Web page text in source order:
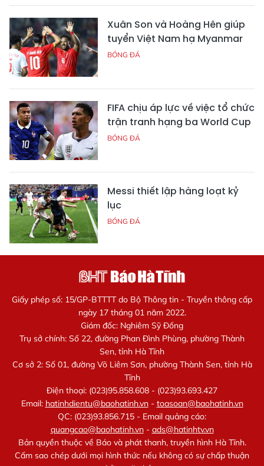
Xuân Son và Hoàng Hên giúp
tuyển Việt Nam hạ Myanmar
BÓNG ĐÁ
FIFA chịu áp lực về việc tổ chức
trận tranh hạng ba World Cup
BÓNG ĐÁ
Messi thiết lập hàng loạt kỷ
lục
BÓNG ĐÁ
Giấy phép số: 15/GP-BTTTT do Bộ Thông tin - Truyền thông cấp
ngày 17 tháng 01 năm 2022.
Giám đốc: Nghiêm Sỹ Đống
Trụ sở chính: Số 22, đường Phan Đình Phùng, phường Thành
Sen, tỉnh Hà Tĩnh
Cơ sở 2: Số 01, đường Võ Liêm Sơn, phường Thành Sen, tỉnh Hà
Tĩnh
Điện thoại: (023)95.858.608 - (023)93.693.427
Email: hatinhdientu@baohatinh.vn- toasoan@baohatinh.vn
QC: (023)93.856.715 - Email quảng cáo:
quangcao@baohatinh.vn- ads@hatinhtv.vn
Bản quyền thuộc về Báo và phát thanh, truyền hình Hà Tĩnh.
Cấm sao chép dưới mọi hình thức nếu không có sự chấp thuận